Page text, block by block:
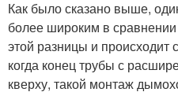
Как было сказано выше,
более широким в
этой разницы и происходит
когда конец трубы с
кверху, такой монтаж